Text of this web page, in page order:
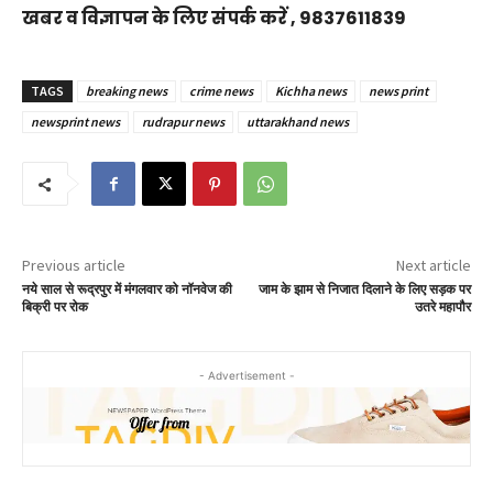
खबर व विज्ञापन के लिए संपर्क करें , 9837611839
TAGS breaking news crime news Kichha news
news print
newsprint news
rudrapur news uttarakhand news
Previous article
नये साल से रूद्रपुर में मंगलवार को नॉनवेज की
बिक्री पर रोक
Next article
जाम के झाम से निजात दिलाने के लिए सड़क पर
उतरे महापौर
- Advertisement -